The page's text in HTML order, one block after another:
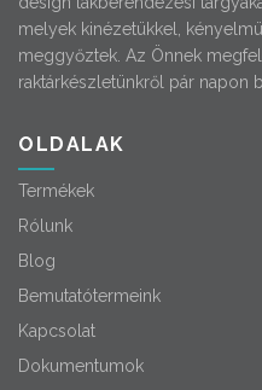
melyek kinézetükkel,
meggyőztek. Az Önnek
raktárkészletünkről pár napon
OLDALAK
Termékek
Rólunk
Blog
Bemutatótermeink
Kapcsolat
Dokumentumok